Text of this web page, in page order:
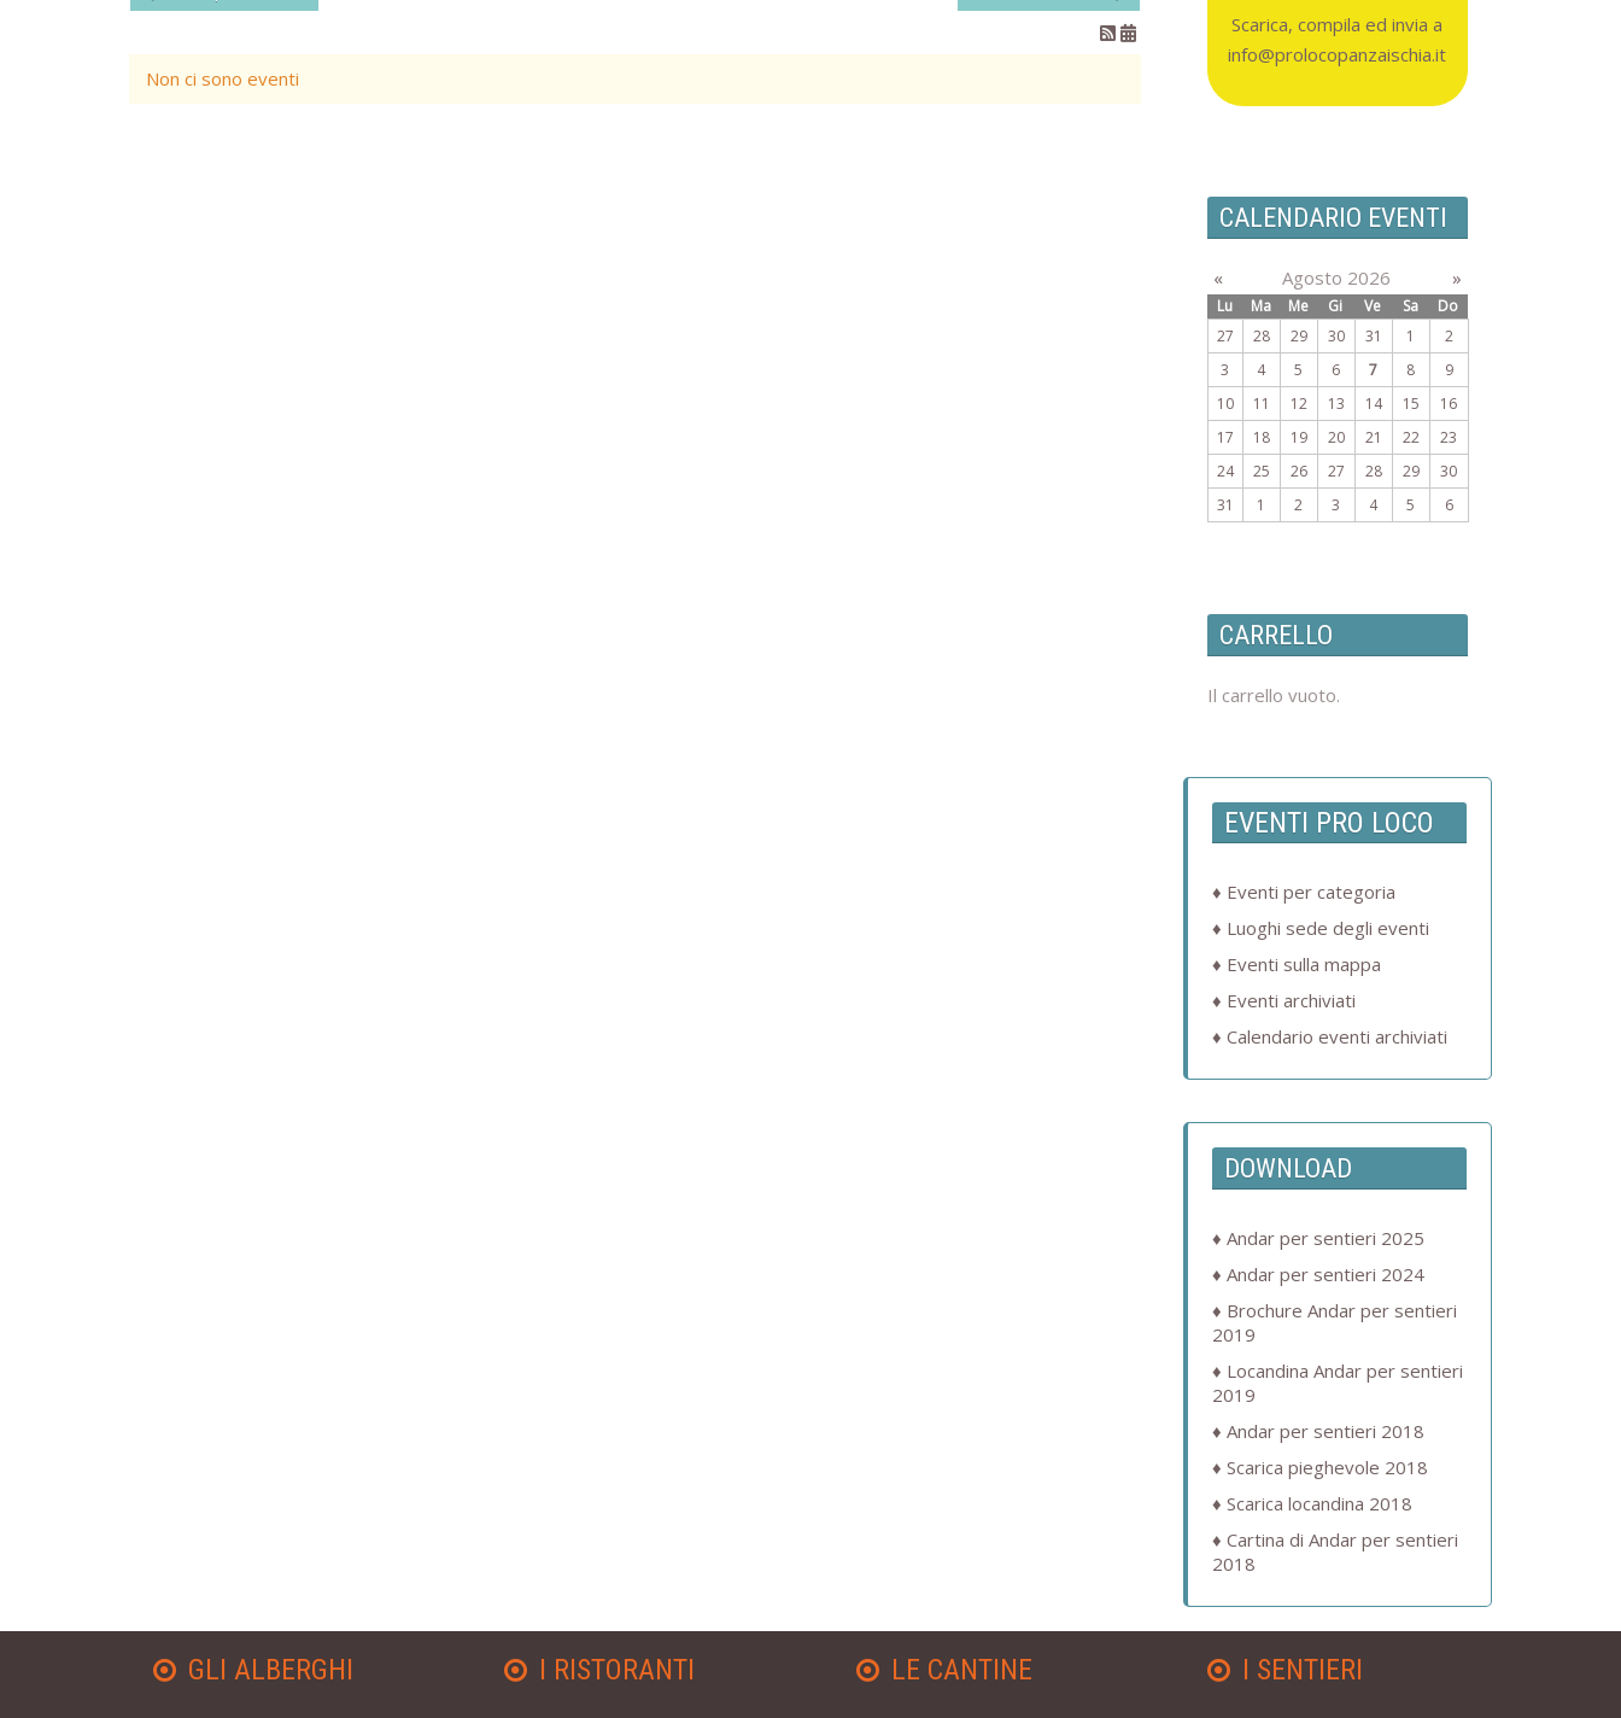
Non ci sono eventi
Scarica, compila ed invia a
info@prolocopanzaischia.it
CALENDARIO EVENTI
« Agosto 2026 »
Lu Ma Me Gi Ve Sa
Do
27
28 29 30 31 1
2
3
4 5 6 7 8
9
10
11 12 13 14 15
16
17
18 19 20 21 22
23
24
25 26 27 28 29
30
31
1 2 3 4 5 6
CARRELLO
Il carrello vuoto.
EVENTI PRO LOCO
Eventi per categoria
Luoghi sede degli eventi
Eventi sulla mappa
Eventi archiviati
Calendario eventi archiviati
DOWNLOAD
Andar per sentieri 2025
Andar per sentieri 2024
Brochure Andar per sentieri
2019
Locandina Andar per sentieri
2019
Andar per sentieri 2018
Scarica pieghevole 2018
Scarica locandina 2018
Cartina di Andar per sentieri
2018
GLI ALBERGHI I RISTORANTI LE CANTINE I SENTIERI